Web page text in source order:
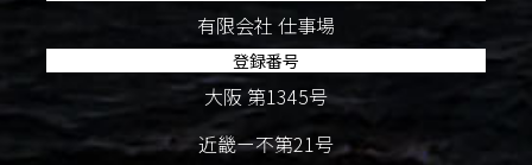
有限会社 仕事場
登録番号
大阪 第1345号
近畿ー不第21号